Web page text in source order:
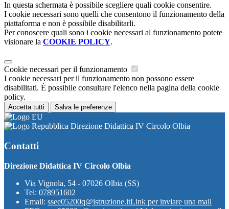
In questa schermata è possibile scegliere quali cookie consentire.
I cookie necessari sono quelli che consentono il funzionamento della
piattaforma e non è possibile disabilitarli.
Per conoscere quali sono i cookie necessari al funzionamento potete
visionare la COOKIE POLICY.
Cookie necessari per il funzionamento
I cookie necessari per il funzionamento non possono essere
disabilitati. È possibile consultare l'elenco nella pagina della cookie
policy.
Accetta tutti Salva le preferenze
Direzione Didattica IV Circolo Olbia
Contatti
Direzione Didattica IV Circolo Olbia
Via Vignola, 54 - 07026 Olbia (SS)
Tel: 078951602
Email: ssee05200q@istruzione.itLink per inviare una mail